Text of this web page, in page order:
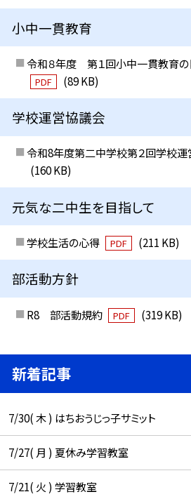
小中一貫教育
令和８年度 第１回小中一貫教育の
PDF (89 KB)
学校運営協議会
令和8年度第二中学校第２回学校
(160 KB)
元気な二中生を目指して
学校生活の心得 PDF (211 KB)
部活動方針
R8 部活動規約 PDF (319 KB)
新着記事
7/30( 木 ) はちおうじっ子サミット
7/27( 月 ) 夏休み学習教室
7/21( 火 ) 学習教室